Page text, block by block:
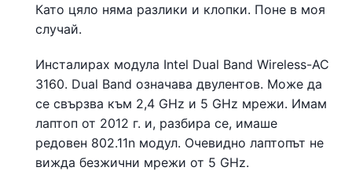
Като цяло няма разлики и клопки. Поне в моя
случай.
Инсталирах модула Intel Dual Band Wireless-AC
3160. Dual Band означава двулентов. Може да
се свързва към 2,4 GHz и 5 GHz мрежи. Имам
лаптоп от 2012 г. и, разбира се, имаше
редовен 802.11n модул. Очевидно лаптопът не
вижда безжични мрежи от 5 GHz.